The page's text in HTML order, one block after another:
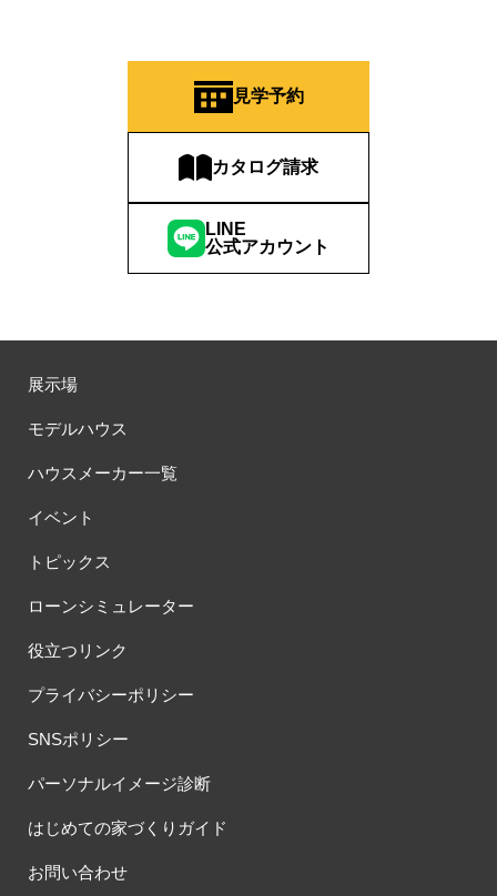
見学予約
カタログ請求
LINE
公式アカウント
展示場
モデルハウス
ハウスメーカー一覧
イベント
トピックス
ローンシミュレーター
役立つリンク
プライバシーポリシー
SNSポリシー
パーソナルイメージ診断
はじめての家づくりガイド
お問い合わせ